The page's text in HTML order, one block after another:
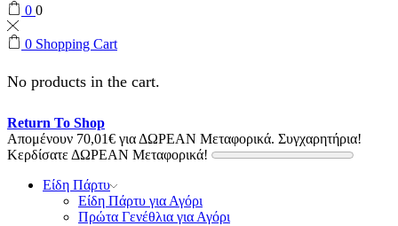
0 0
0 Shopping Cart
No products in the cart.
Return To Shop
Απομένουν 70,01€ για ΔΩΡΕΑΝ Μεταφορικά. Συγχαρητήρια!
Κερδίσατε ΔΩΡΕΑΝ Μεταφορικά!
Είδη Πάρτυ
Είδη Πάρτυ για Αγόρι
Πρώτα Γενέθλια για Αγόρι